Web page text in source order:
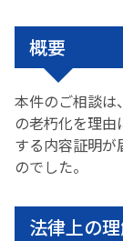
概要
本件のご相談は
の老朽化を理
する内容証明が
のでした。
法律上の